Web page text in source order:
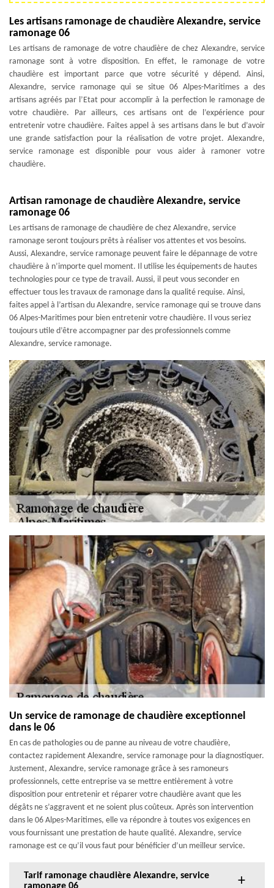
Les artisans ramonage de chaudière Alexandre, service
ramonage 06
Les artisans de ramonage de votre chaudière de chez Alexandre, service
ramonage sont à votre disposition. En effet, le ramonage de votre
chaudière est important parce que votre sécurité y dépend. Ainsi,
Alexandre, service ramonage qui se situe 06 Alpes-Maritimes a des
artisans agréés par l’Etat pour accomplir à la perfection le ramonage de
votre chaudière. Par ailleurs, ces artisans ont de l’expérience pour
entretenir votre chaudière. Faites appel à ses artisans dans le but d’avoir
une grande satisfaction pour la réalisation de votre projet. Alexandre,
service ramonage est disponible pour vous aider à ramoner votre
chaudière.
Artisan ramonage de chaudière Alexandre, service
ramonage 06
Les artisans de ramonage de chaudière de chez Alexandre, service
ramonage seront toujours prêts à réaliser vos attentes et vos besoins.
Aussi, Alexandre, service ramonage peuvent faire le dépannage de votre
chaudière à n’importe quel moment. Il utilise les équipements de hautes
technologies pour ce type de travail. Aussi, il peut vous seconder en
effectuer tous les travaux de ramonage dans la qualité requise. Ainsi,
faites appel à l’artisan du Alexandre, service ramonage qui se trouve dans
06 Alpes-Maritimes pour bien entretenir votre chaudière. Il vous seriez
toujours utile d’être accompagner par des professionnels comme
Alexandre, service ramonage.
Un service de ramonage de chaudière exceptionnel
dans le 06
En cas de pathologies ou de panne au niveau de votre chaudière,
contactez rapidement Alexandre, service ramonage pour la diagnostiquer.
Justement, Alexandre, service ramonage grâce à ses ramoneurs
professionnels, cette entreprise va se mettre entièrement à votre
disposition pour entretenir et réparer votre chaudière avant que les
dégâts ne s’aggravent et ne soient plus coûteux. Après son intervention
dans le 06 Alpes-Maritimes, elle va répondre à toutes vos exigences en
vous fournissant une prestation de haute qualité. Alexandre, service
ramonage est ce qu’il vous faut pour bénéficier d’un meilleur service.
Tarif ramonage chaudière Alexandre, service